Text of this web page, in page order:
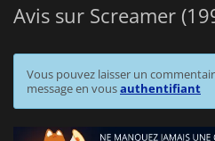
Avis sur Screamer
Vous pouvez laisser un
message en vousauthentifiant